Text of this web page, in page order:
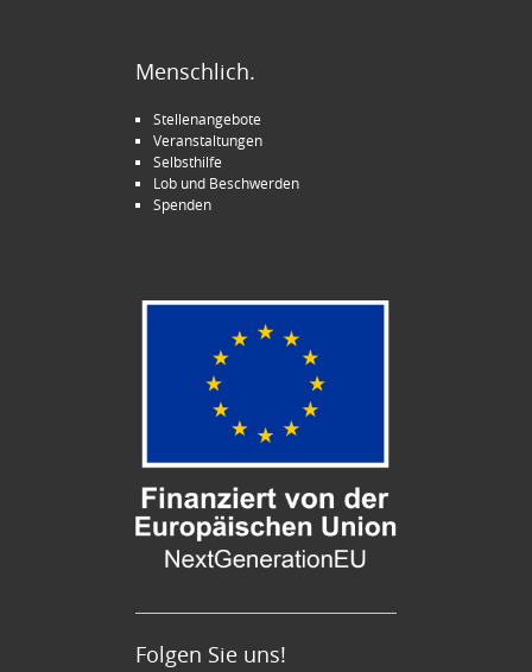
Menschlich.
Stellenangebote
Veranstaltungen
Selbsthilfe
Lob und Beschwerden
Spenden
Folgen Sie uns!